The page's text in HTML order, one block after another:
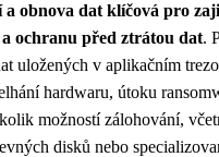
a obnova dat klíčová pro
ochranu před ztrátou dat.
uložených v aplikačním
hardwaru, útoku
možností zálohování,
disků nebo